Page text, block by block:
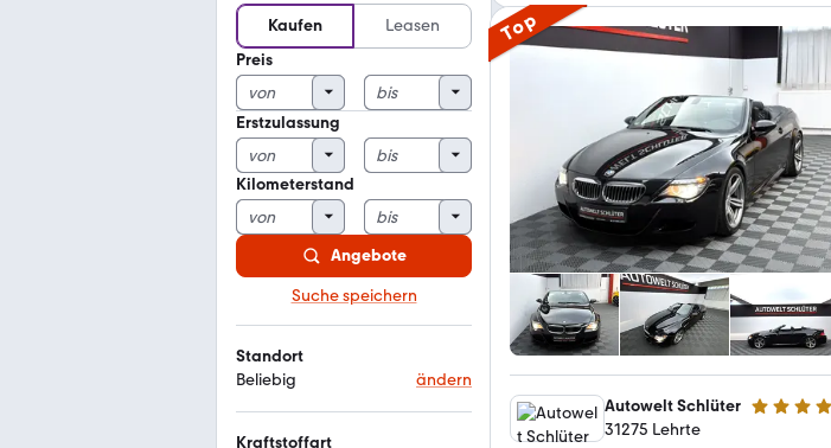
Kaufen
Leasen
Preis
Erstzulassung
Kilometerstand
Angebote
Suche speichern
Standort
Beliebig
ändern
Kraftstoffart
Top
Autowelt Schlüter 4.9 Sterne
31275 Lehrte